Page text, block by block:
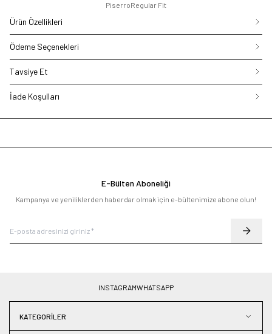
PiserroRegular Fit
Ürün Özellikleri
Ödeme Seçenekleri
Tavsiye Et
İade Koşulları
E-Bülten Aboneliği
Kampanya ve yeniliklerden haberdar olmak için e-bültenimize abone olun!
INSTAGRAMWHATSAPP
KATEGORILER